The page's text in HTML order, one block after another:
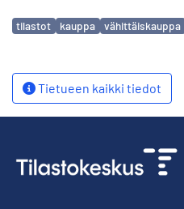
Avainsanat
tilastot kauppa vähittäiskauppa
Tietueen kaikki tiedot